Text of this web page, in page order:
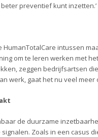
preventief kunt inzetten.’
intussen
om te leren werken met
zeggen bedrijfsartsen
werk, gaat het nu veel
de duurzame
Zoals in een casus